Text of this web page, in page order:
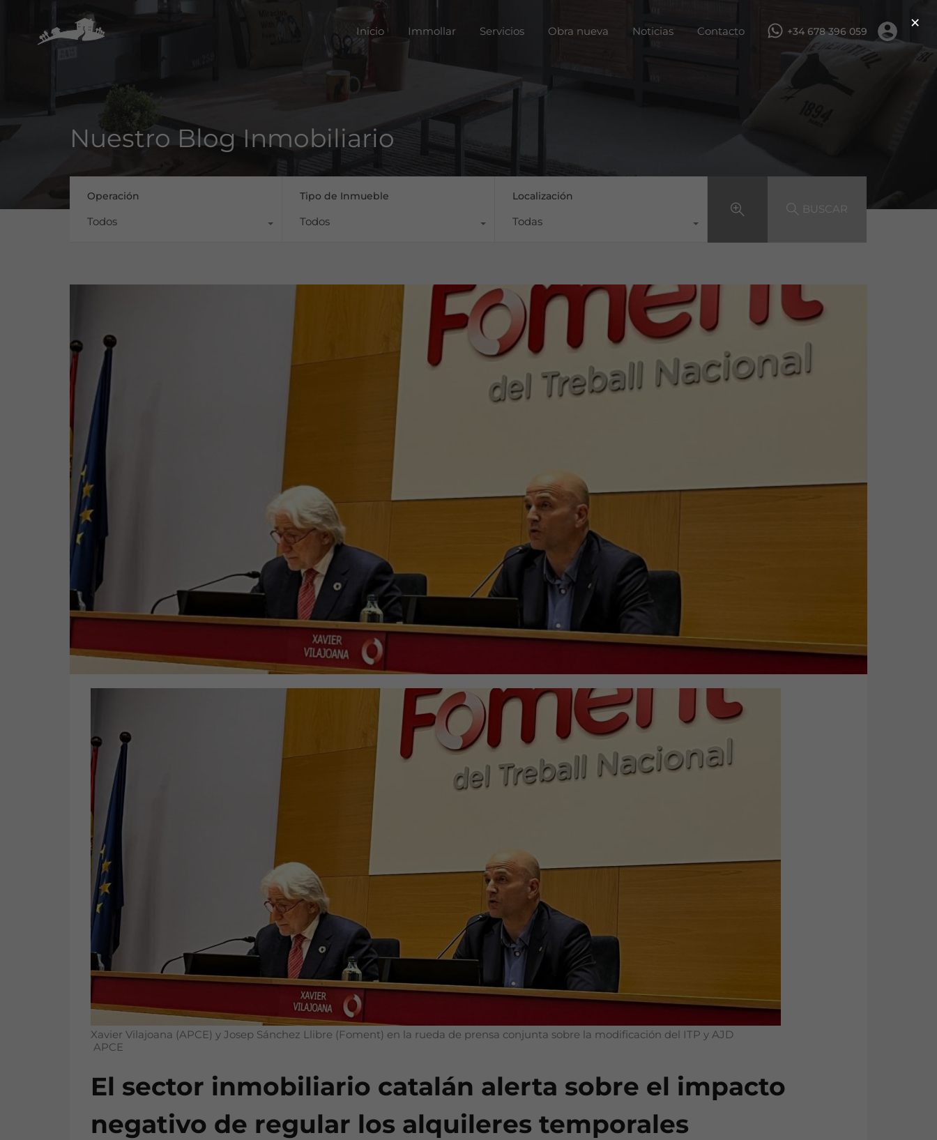
Inicio Servicios Obra nueva Noticias Contacto
Inicio Immollar Servicios Obra nueva Noticias Contacto +34 678 396 059
Nuestro Blog Inmobiliario
Operación
Todos
Tipo de Inmueble
Todos
Localización
Todas
BUSCAR
Xavier Vilajoana (APCE) y Josep Sánchez Llibre (Foment) en la rueda de prensa conjunta sobre la modificación del ITP y AJD
APCE
El sector inmobiliario catalán alerta sobre el impacto
negativo de regular los alquileres temporales
×